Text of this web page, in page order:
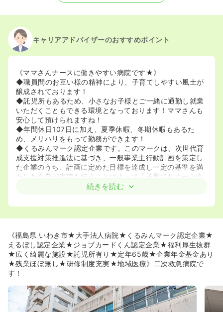
キャリアアドバイザーのおすすめポイント
《ママさんナースに働きやすい病院です★》
◆職員間のお互い様の精神により、子育てしやすい風土が
醸成されております！
◆託児所もあるため、小さなお子様とご一緒に通勤し就業
いただくこともできる環境となっております！ママさんも
安心して預けられますね！
◆年間休日107日に加え、夏季休暇、冬期休暇もあるた
め、メリハリをもって勤務ができます！
◆くるみんマーク認定企業です。このマークは、次世代育
成支援対策推進法に基づき、一般事業主行動計画を策定し
た企業のうち、計画に定めた目標を達成し一定の基準を満
たした企業が申請を行うことによって「子育てサポート企
業」として、厚生労働大臣の認定（くるみん認定）を受け
みんマーク」です！
関する状況が優良な事業主は、厚生労働大臣の認定（「え
るぼし」認定）を受けることができます！
◆30代～40代の看護師様がボリュームゾーンになってお
り、ママさんナースが多く在籍しています！
◆正職員：労働制限がなく、夜勤のご勤務も対応いただけ
る方！
◆嘱託職員：勤務時間に制限はないが、働けるがシフトに
続きを読む
《福島県 いわき市★大手法人病院★くるみんマーク認定企業★
えるぼし認定企業★ジョブカードくん認定企業★福利厚生抜群
★広く綺麗な施設★託児所有り★定年65歳★企業年金基金あり
★残業ほぼ無し★研修制度充実★地域医療》二次救急病院で
す！